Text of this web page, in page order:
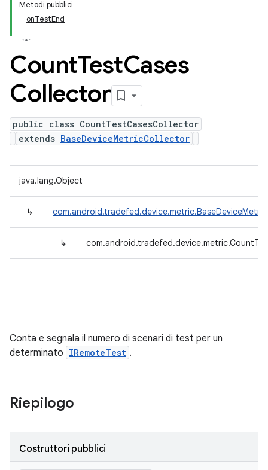
Metodi pubblici
onTestEnd
CountTestCases
Collector
public class CountTestCasesCollector
extends BaseDeviceMetricCollector
java.lang.Object
↳
↳
Conta e segnala il numero di scenari di test per un
determinato IRemoteTest .
Riepilogo
Costruttori pubblici